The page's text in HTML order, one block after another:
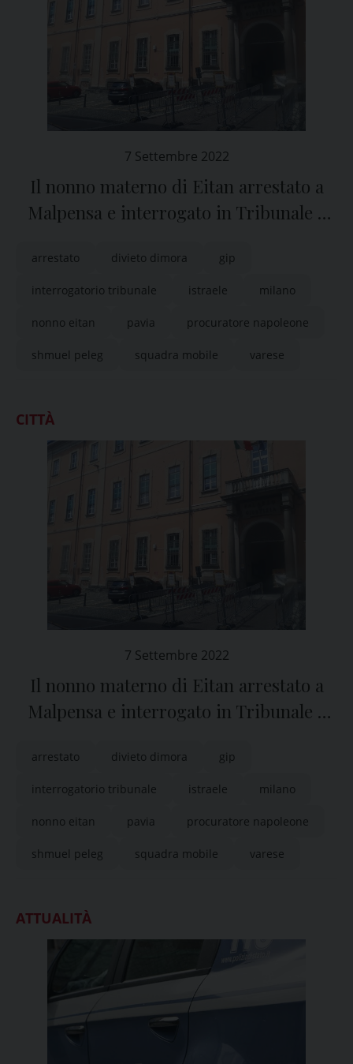
7 Settembre 2022
Il nonno materno di Eitan arrestato a
Malpensa e interrogato in Tribunale a
arrestato divieto dimora gip
interrogatorio tribunale istraele milano
nonno eitan pavia procuratore napoleone
shmuel peleg squadra mobile varese
CITTÀ
7 Settembre 2022
Il nonno materno di Eitan arrestato a
Malpensa e interrogato in Tribunale a
arrestato divieto dimora gip
interrogatorio tribunale istraele milano
nonno eitan pavia procuratore napoleone
shmuel peleg squadra mobile varese
ATTUALITÀ